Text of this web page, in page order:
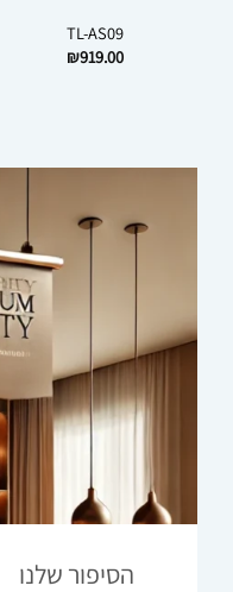
TL-AS09
₪919.00
הסיפור שלנו